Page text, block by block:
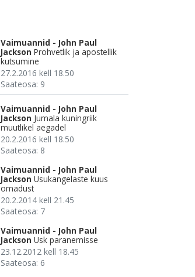
Vaimuannid - John Paul
Jackson Prohvetlik ja apostellik
kutsumine
27.2.2016 kell 18.50
Saateosa: 9
Vaimuannid - John Paul
Jackson Jumala kuningriik
muutlikel aegadel
20.2.2016 kell 18.50
Saateosa: 8
Vaimuannid - John Paul
Jackson Usukangelaste kuus
omadust
20.2.2014 kell 21.45
Saateosa: 7
Vaimuannid - John Paul
Jackson Usk paranemisse
23.12.2012 kell 18.45
Saateosa: 6